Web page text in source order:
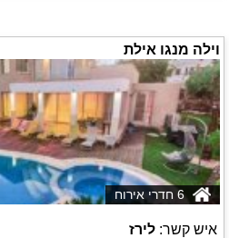
וילה מנגו אילת
6 חדרי אירוח
איש קשר: לירז